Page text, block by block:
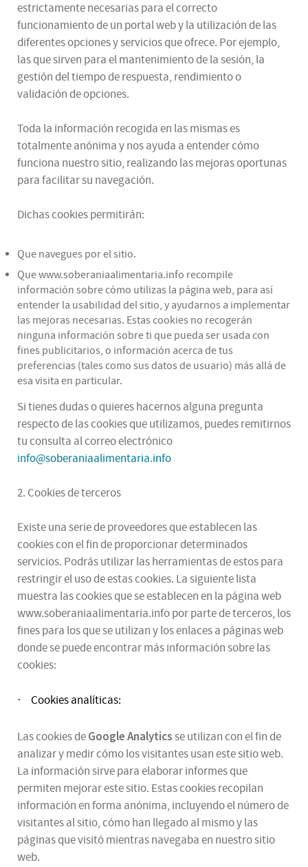
estrictamente necesarias para el correcto
funcionamiento de un portal web y la utilización de las
diferentes opciones y servicios que ofrece. Por ejemplo,
las que sirven para el mantenimiento de la sesión, la
gestión del tiempo de respuesta, rendimiento o
validación de opciones.
Toda la información recogida en las mismas es
totalmente anónima y nos ayuda a entender cómo
funciona nuestro sitio, realizando las mejoras oportunas
para facilitar su navegación.
Dichas cookies permitirán:
Que navegues por el sitio.
Que www.soberaniaalimentaria.info recompile
información sobre cómo utilizas la página web, para así
entender la usabilidad del sitio, y ayudarnos a implementar
las mejoras necesarias. Estas cookies no recogerán
ninguna información sobre ti que pueda ser usada con
fines publicitarios, o información acerca de tus
preferencias (tales como sus datos de usuario) más allá de
esa visita en particular.
Si tienes dudas o quieres hacernos alguna pregunta
respecto de las cookies que utilizamos, puedes remitirnos
tu consulta al correo electrónico
info@soberaniaalimentaria.info
2. Cookies de terceros
Existe una serie de proveedores que establecen las
cookies con el fin de proporcionar determinados
servicios. Podrás utilizar las herramientas de estos para
restringir el uso de estas cookies. La siguiente lista
muestra las cookies que se establecen en la página web
www.soberaniaalimentaria.info por parte de terceros, los
fines para los que se utilizan y los enlaces a páginas web
donde se puede encontrar más información sobre las
cookies:
· Cookies analíticas:
Las cookies deGoogle Analyticsse utilizan con el fin de
analizar y medir cómo los visitantes usan este sitio web.
La información sirve para elaborar informes que
permiten mejorar este sitio. Estas cookies recopilan
información en forma anónima, incluyendo el número de
visitantes al sitio, cómo han llegado al mismo y las
páginas que visitó mientras navegaba en nuestro sitio
web.